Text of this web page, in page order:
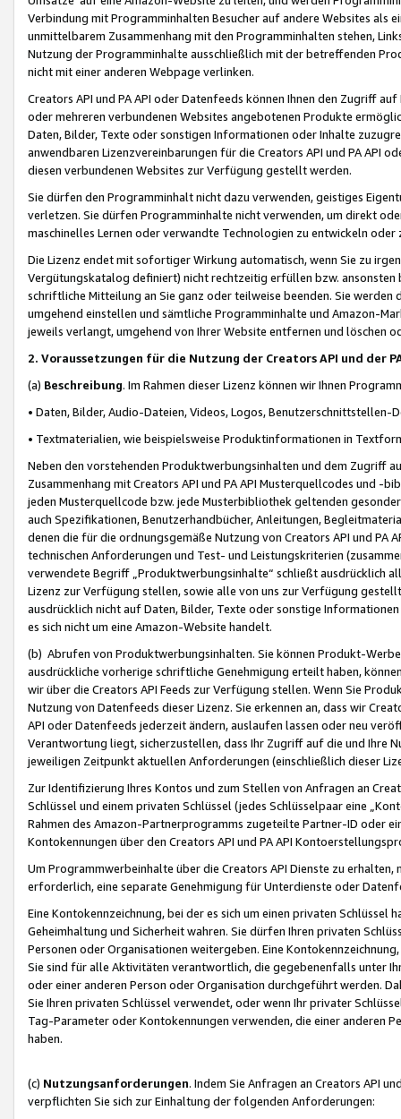
Verbindung mit Programminhalten Besucher auf andere Websites als
unmittelbarem Zusammenhang mit den Programminhalten stehen,
Nutzung der Programminhalte ausschließlich mit der betreffenden
nicht mit einer anderen Webpage verlinken.
Creators API und PA API oder Datenfeeds können Ihnen den Zugriff
oder mehreren verbundenen Websites angebotenen Produkte
Daten, Bilder, Texte oder sonstigen Informationen oder Inhalte
anwendbaren Lizenzvereinbarungen für die Creators API und PA API
diesen verbundenen Websites zur Verfügung gestellt werden.
Sie dürfen den Programminhalt nicht dazu verwenden, geistiges
verletzen. Sie dürfen Programminhalte nicht verwenden, um direkt
maschinelles Lernen oder verwandte Technologien zu entwickeln
Die Lizenz endet mit sofortiger Wirkung automatisch, wenn Sie zu
Vergütungskatalog definiert) nicht rechtzeitig erfüllen bzw. ansonsten
schriftliche Mitteilung an Sie ganz oder teilweise beenden. Sie werden
umgehend einstellen und sämtliche Programminhalte und Amazon-
jeweils verlangt, umgehend von Ihrer Website entfernen und löschen
2. Voraussetzungen für die Nutzung der Creators API und der
(a) Beschreibung. Im Rahmen dieser Lizenz können wir Ihnen
• Daten, Bilder, Audio-Dateien, Videos, Logos, Benutzerschnittstellen-
• Textmaterialien, wie beispielsweise Produktinformationen in
Neben den vorstehenden Produktwerbungsinhalten und dem Zugriff
Zusammenhang mit Creators API und PA API Musterquellcodes und
jeden Musterquellcode bzw. jede Musterbibliothek geltenden
auch Spezifikationen, Benutzerhandbücher, Anleitungen,
denen die für die ordnungsgemäße Nutzung von Creators API und PA
technischen Anforderungen und Test- und Leistungskriterien
verwendete Begriff „Produktwerbungsinhalte“ schließt ausdrücklich
Lizenz zur Verfügung stellen, sowie alle von uns zur Verfügung
ausdrücklich nicht auf Daten, Bilder, Texte oder sonstige
es sich nicht um eine Amazon-Website handelt.
(b) Abrufen von Produktwerbungsinhalten. Sie können Produkt-
ausdrückliche vorherige schriftliche Genehmigung erteilt haben,
wir über die Creators API Feeds zur Verfügung stellen. Wenn Sie
Nutzung von Datenfeeds dieser Lizenz. Sie erkennen an, dass wir
API oder Datenfeeds jederzeit ändern, auslaufen lassen oder neu
Verantwortung liegt, sicherzustellen, dass Ihr Zugriff auf die und Ihre
jeweiligen Zeitpunkt aktuellen Anforderungen (einschließlich dieser
Zur Identifizierung Ihres Kontos und zum Stellen von Anfragen an
Schlüssel und einem privaten Schlüssel (jedes Schlüsselpaar eine
Rahmen des Amazon-Partnerprogramms zugeteilte Partner-ID oder
Kontokennungen über den Creators API und PA API
Um Programmwerbeinhalte über die Creators API Dienste zu
erforderlich, eine separate Genehmigung für Unterdienste oder
Eine Kontokennzeichnung, bei der es sich um einen privaten
Geheimhaltung und Sicherheit wahren. Sie dürfen Ihren privaten
Personen oder Organisationen weitergeben. Eine
Sie sind für alle Aktivitäten verantwortlich, die gegebenenfalls unter
oder einer anderen Person oder Organisation durchgeführt werden.
Sie Ihren privaten Schlüssel verwendet, oder wenn Ihr privater
Tag-Parameter oder Kontokennungen verwenden, die einer anderen
haben.
(c) Nutzungsanforderungen. Indem Sie Anfragen an Creators API
verpflichten Sie sich zur Einhaltung der folgenden Anforderungen: